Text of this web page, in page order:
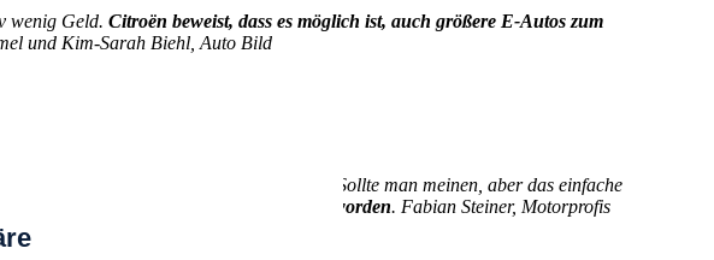
wenig Geld. Citroën beweist, dass es möglich ist, auch größere E-Autos zum
und Kim-Sarah Biehl, Auto Bild
Klingt in Ihren Ohren selbstverständlich? Sollte man meinen, aber das einfache
Kleinstwagen sind echte Mangelware geworden. Fabian Steiner, Motorprofis